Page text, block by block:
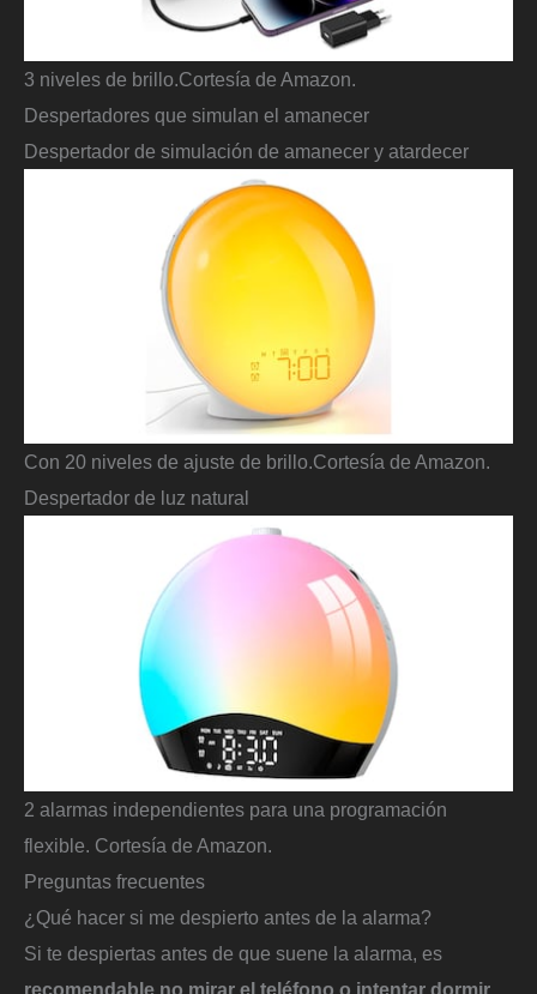
3 niveles de brillo.Cortesía de Amazon.
Despertadores que simulan el amanecer
Despertador de simulación de amanecer y atardecer
Con 20 niveles de ajuste de brillo.Cortesía de Amazon.
Despertador de luz natural
2 alarmas independientes para una programación
flexible. Cortesía de Amazon.
Preguntas frecuentes
¿Qué hacer si me despierto antes de la alarma?
Si te despiertas antes de que suene la alarma, es
recomendable no mirar el teléfono o intentar dormir